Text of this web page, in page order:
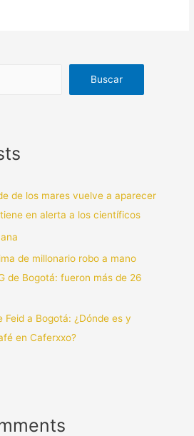
Buscar
de los mares vuelve a aparecer
en alerta a los científicos
de millonario robo a mano
de Bogotá: fueron más de 26
Feid a Bogotá: ¿Dónde es y
en Caferxxo?